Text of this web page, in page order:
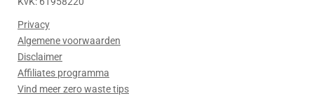
Privacy
Algemene voorwaarden
Disclaimer
Affiliates programma
Vind meer zero waste tips